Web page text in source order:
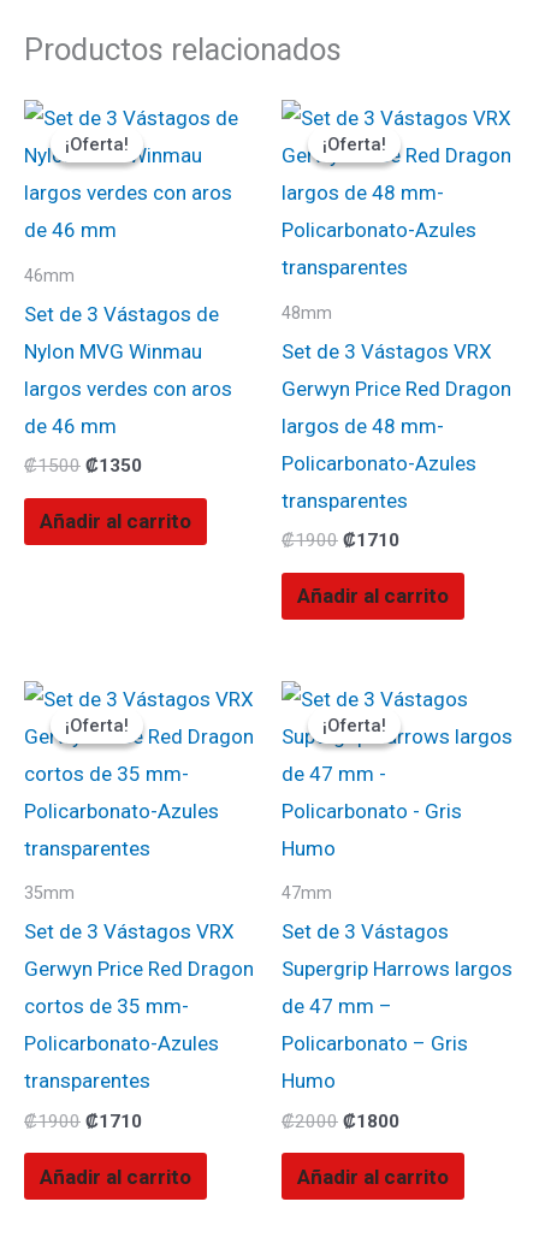
Productos relacionados
¡Oferta!
¡Oferta!
46mm
Set de 3 Vástagos de
Nylon MVG Winmau
largos verdes con aros
de 46 mm
₡1500
El
precio
original
₡1500.
₡1350
El
precio
actual
₡1350.
Añadir al carrito
¡Oferta!
¡Oferta!
48mm
Set de 3 Vástagos VRX
Gerwyn Price Red Dragon
largos de 48 mm-
Policarbonato-Azules
transparentes
₡1900
El
precio
original
₡1900.
₡1710
El
precio
actual
₡1710.
Añadir al carrito
¡Oferta!
¡Oferta!
35mm
Set de 3 Vástagos VRX
Gerwyn Price Red Dragon
cortos de 35 mm-
Policarbonato-Azules
transparentes
₡1900
El
precio
original
₡1900.
₡1710
El
precio
actual
₡1710.
Añadir al carrito
¡Oferta!
¡Oferta!
47mm
Set de 3 Vástagos
Supergrip Harrows largos
de 47 mm –
Policarbonato – Gris
Humo
₡2000
El
precio
original
₡2000.
₡1800
El
precio
actual
Añadir al carrito